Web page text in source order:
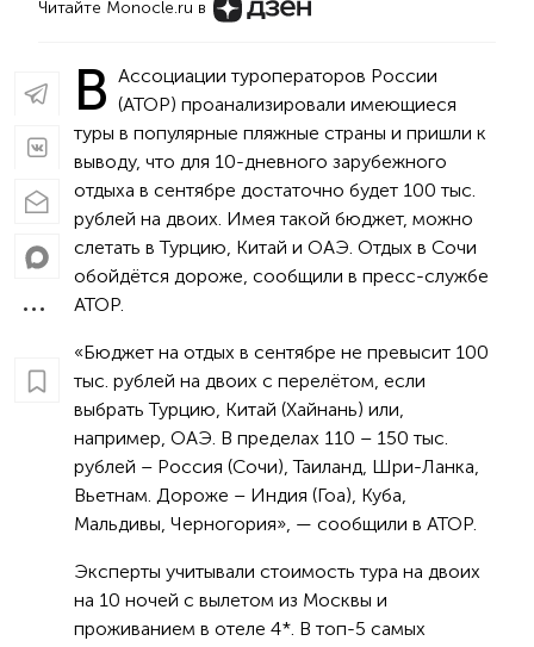
Читайте Monocle.ru в
В Ассоциации туроператоров России
(АТОР) проанализировали имеющиеся
туры в популярные пляжные страны и пришли к
выводу, что для 10-дневного зарубежного
отдыха в сентябре достаточно будет 100 тыс.
рублей на двоих. Имея такой бюджет, можно
слетать в Турцию, Китай и ОАЭ. Отдых в Сочи
обойдётся дороже, сообщили в пресс-службе
АТОР.
«Бюджет на отдых в сентябре не превысит 100
тыс. рублей на двоих с перелётом, если
выбрать Турцию, Китай (Хайнань) или,
например, ОАЭ. В пределах 110 – 150 тыс.
рублей – Россия (Сочи), Таиланд, Шри-Ланка,
Вьетнам. Дороже – Индия (Гоа), Куба,
Мальдивы, Черногория», — сообщили в АТОР.
Эксперты учитывали стоимость тура на двоих
на 10 ночей с вылетом из Москвы и
проживанием в отеле 4*. В топ-5 самых